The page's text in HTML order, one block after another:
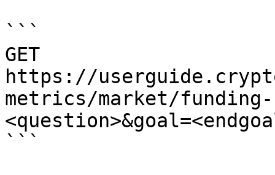
```
GET
https://
metrics/market/funding-
```